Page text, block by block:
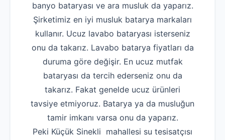
banyo bataryası ve ara musluk da yaparız.
Şirketimiz en iyi musluk batarya markaları
kullanır. Ucuz lavabo bataryası isterseniz
onu da takarız. Lavabo batarya fiyatları da
duruma göre değişir. En ucuz mutfak
bataryası da tercih ederseniz onu da
takarız. Fakat genelde ucuz ürünleri
tavsiye etmiyoruz. Batarya ya da musluğun
tamir imkanı varsa onu da yaparız.
Peki Küçük Sinekli mahallesi su tesisatçısı